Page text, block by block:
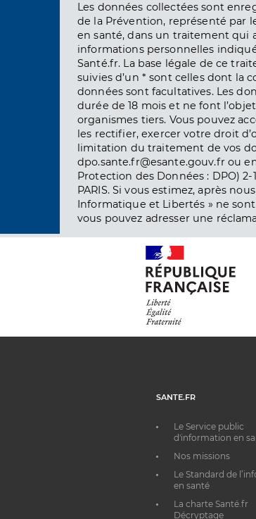
Les données collectées sont
de la Prévention, représenté par
en santé, dans un traitement qui
informations personnelles
Santé.fr. La base légale de ce
suivies d’un * sont celles dont la
données sont facultatives. Les
durée de 18 mois et ne font
organismes tiers. Vous pouvez
les rectifier, exercer votre droit
limitation du traitement de vos
dpo.sante.fr@esante.gouv.fr ou
Protection des Données : DPO)
PARIS. Si vous estimez, après
Informatique et Libertés » ne
vous pouvez adresser une
SANTE.FR
Le Service public
d'information en
Nos missions
Le Standard de
en santé
La charte Santé.fr
Décryptage